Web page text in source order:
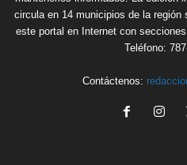
circula en 14 municipios de la región
este portal en Internet con
Teléfono:
Contáctenos: